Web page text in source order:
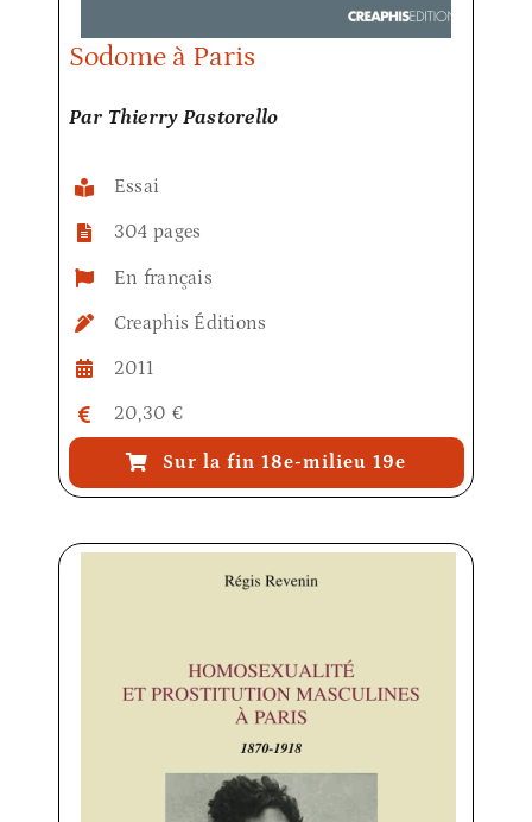
Sodome à Paris
Par Thierry Pastorello
Essai
304 pages
En français
Creaphis Éditions
2011
20,30 €
Sur la fin 18e-milieu 19e